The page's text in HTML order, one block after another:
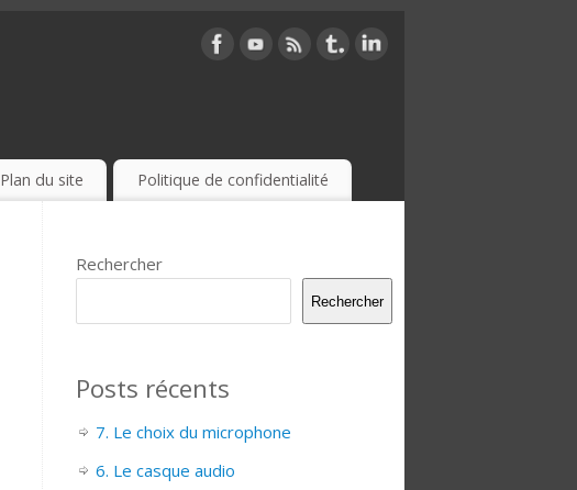
Plan du site Politique de confidentialité
Rechercher
Rechercher
Posts récents
7. Le choix du microphone
6. Le casque audio